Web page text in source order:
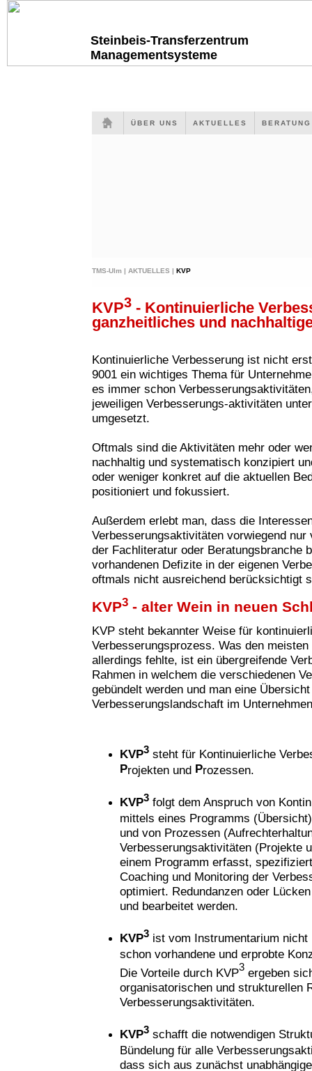
Steinbeis-Transferzentrum
Managementsysteme
ÜBER UNS AKTUELLES
TMS-Ulm | AKTUELLES | KVP
KVP3 - Kontinuierliche
ganzheitliches und
Kontinuierliche Verbesserung ist nicht
9001 ein wichtiges Thema für
es immer schon
jeweiligen Verbesserungs-aktivitäten
umgesetzt.
Oftmals sind die Aktivitäten mehr oder
nachhaltig und systematisch konzipiert
oder weniger konkret auf die aktuellen
positioniert und fokussiert.
Außerdem erlebt man, dass die
Verbesserungsaktivitäten vorwiegend nur
der Fachliteratur oder Beratungsbranche
vorhandenen Defizite in der eigenen
oftmals nicht ausreichend berücksichtigt
KVP3 - alter Wein in neuen
KVP steht bekannter Weise für
Verbesserungsprozess. Was den
allerdings fehlte, ist ein übergreifende
Rahmen in welchem die verschiedenen
gebündelt werden und man eine
Verbesserungslandschaft im
KVP3 steht für Kontinuierliche
Projekten und Prozessen.
KVP3 folgt dem Anspruch von
mittels eines Programms
und von Prozessen
Verbesserungsaktivitäten (Projekte
einem Programm erfasst,
Coaching und Monitoring der
optimiert. Redundanzen oder
und bearbeitet werden.
KVP3 ist vom Instrumentarium
schon vorhandene und erprobte
Die Vorteile durch KVP3 ergeben
organisatorischen und strukturellen
Verbesserungsaktivitäten.
KVP3 schafft die notwendigen
Bündelung für alle
dass sich aus zunächst